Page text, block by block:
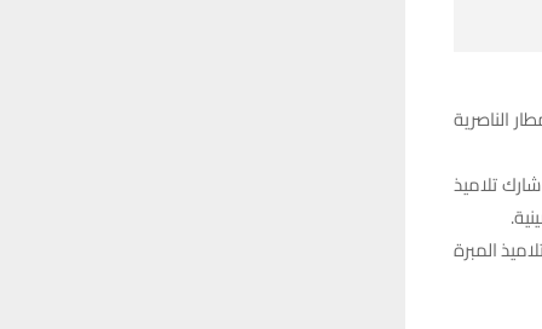
الناصرية
تلاميذ
المبرة